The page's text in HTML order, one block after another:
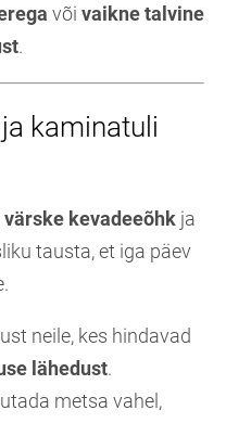
või vaikne talvine
.
kaminatuli
värske kevadeeõhk ja
tausta, et iga päev
neile, kes hindavad
lähedust.
metsa vahel,